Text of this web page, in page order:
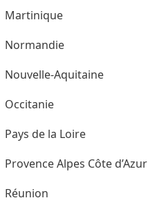
Martinique
Normandie
Nouvelle-Aquitaine
Occitanie
Pays de la Loire
Provence Alpes Côte d’Azur
Réunion